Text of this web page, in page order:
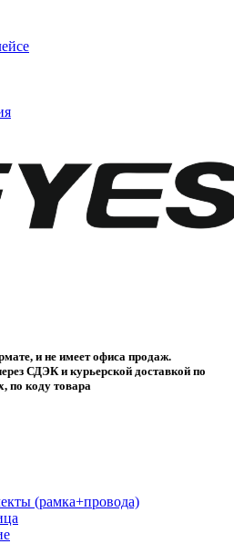
и не имеет офиса продаж.
СДЭК и курьерской доставкой по
по коду товара
(рамка+провода)